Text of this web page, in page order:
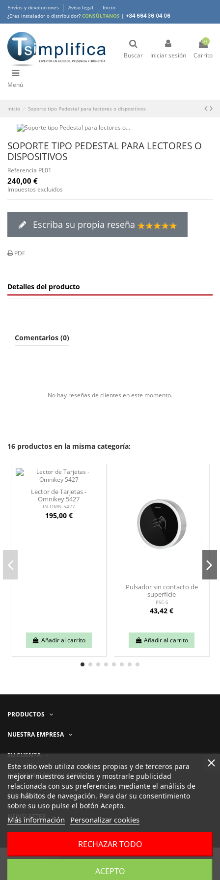
Envíos y devoluciones Aviso legal
Inicio
¿Eres instalador o distribuidor? CONSÚLTANOS | +34 664 36 04 06
Buscar Iniciar sesión
0
Carrito
Menú
Inicio Soporte tipo Pedestal para lectores o dispositivos
SOPORTE TIPO PEDESTAL PARA LECTORES O
DISPOSITIVOS
Referencia PL01
240,00 €
Impuestos excluidos
Escriba su propia reseña
PDF
Detalles del producto
Comentarios (0)
No hay reseñas de clientes en este momento.
16 productos en la misma categoría:
Lector de Tarjetas -
Omnikey 5427
IN-OMN-5427
195,00 €
Añadir al carrito
Pulsador sin contacto de
superficie
PSC-S
43,42 €
Añadir al carrito
PRODUCTOS
NUESTRA EMPRESA
SU CUENTA
INFORMACIÓN DE LA TIENDA
Este sitio web utiliza cookies propias y de terceros para
mejorar nuestros servicios y mostrarle publicidad
relacionada con sus preferencias mediante el análisis de
sus hábitos de navegación. Para dar su consentimiento
sobre su uso pulse el botón Acepto.
Más información Personalizar cookies
RECHAZAR TODO
ACEPTO
SÍGUENOS
NEWSLETTER
Desarrollado porELLORENS.NET